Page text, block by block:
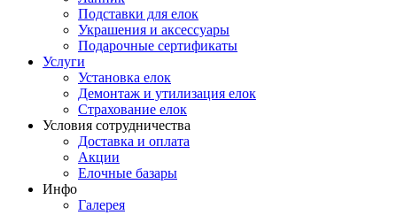
Подставки для елок
Украшения и аксессуары
Подарочные сертификаты
Услуги
Установка елок
Демонтаж и утилизация елок
Страхование елок
Условия сотрудничества
Доставка и оплата
Акции
Елочные базары
Инфо
Галерея